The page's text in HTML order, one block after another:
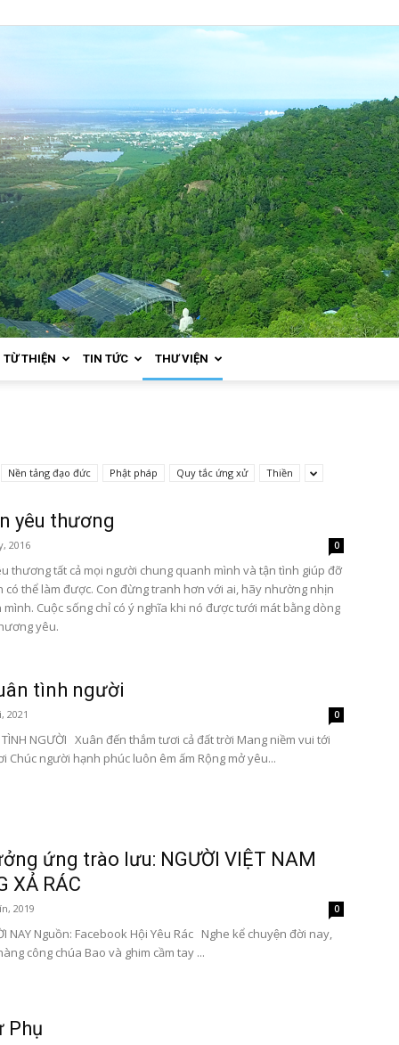
Quang
TỪ THIỆN TIN TỨC THƯ VIỆN
Nền tảng đạo đức Phật pháp Quy tắc ứng xử Thiền
yêu thương
2016 0
thương tất cả mọi người chung quanh mình và tận tình giúp đỡ
có thể làm được. Con đừng tranh hơn với ai, hãy nhường nhịn
Cuộc sống chỉ có ý nghĩa khi nó được tưới mát bằng dòng
yêu.
tình người
2021 0
TÌNH NGƯỜI Xuân đến thắm tươi cả đất trời Mang niềm vui tới
Chúc người hạnh phúc luôn êm ấm Rộng mở yêu...
ứng trào lưu: NGƯỜI VIỆT NAM
XẢ RÁC
2019 0
NAY Nguồn: Facebook Hội Yêu Rác Nghe kể chuyện đời nay,
công chúa Bao và ghim cầm tay ...
Phụ